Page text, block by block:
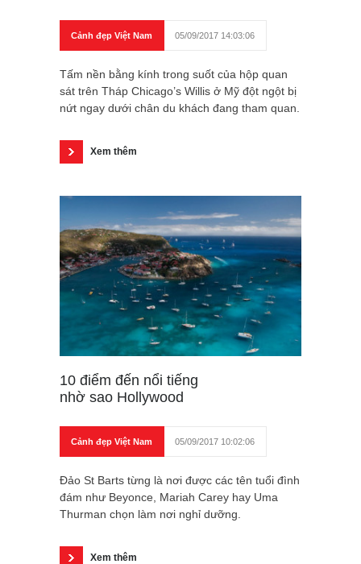
Cảnh đẹp Việt Nam 05/09/2017 14:03:06
Tấm nền bằng kính trong suốt của hộp quan
sát trên Tháp Chicago’s Willis ở Mỹ đột ngột bị
nứt ngay dưới chân du khách đang tham quan.
Xem thêm
10 điểm đến nổi tiếng
nhờ sao Hollywood
Cảnh đẹp Việt Nam 05/09/2017 10:02:06
Đảo St Barts từng là nơi được các tên tuổi đình
đám như Beyonce, Mariah Carey hay Uma
Thurman chọn làm nơi nghỉ dưỡng.
Xem thêm